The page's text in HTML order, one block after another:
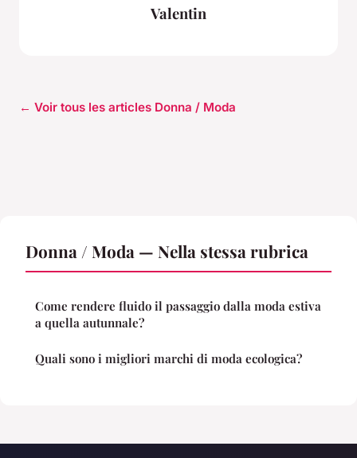
Valentin
← Voir tous les articles Donna / Moda
Donna / Moda — Nella stessa rubrica
Come rendere fluido il passaggio dalla moda estiva
a quella autunnale?
Quali sono i migliori marchi di moda ecologica?